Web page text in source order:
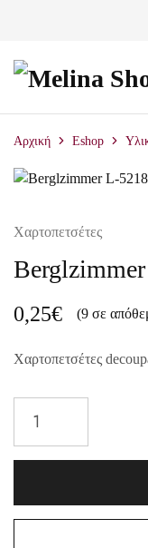
Αρχική Eshop
Χαρτοπετσέτες
0,25€ (9 σε
Χαρτοπετσέτες